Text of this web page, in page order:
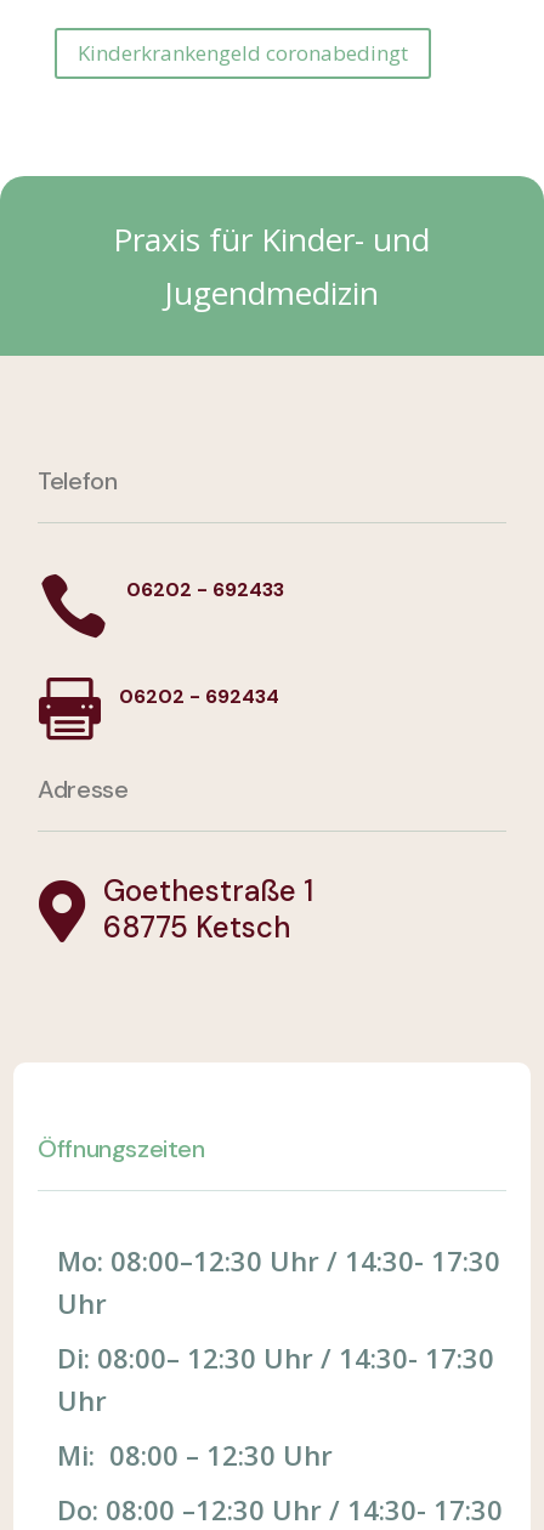
Kinderkrankengeld coronabedingt
Praxis für Kinder- und
Jugendmedizin
Telefon
 06202 - 692433
 06202 - 692434
Adresse
 Goethestraße 1
68775 Ketsch
Öffnungszeiten
Mo: 08:00–12:30 Uhr / 14:30- 17:30
Uhr
Di: 08:00– 12:30 Uhr / 14:30- 17:30
Uhr
Mi: 08:00 – 12:30 Uhr
Do: 08:00 –12:30 Uhr / 14:30- 17:30